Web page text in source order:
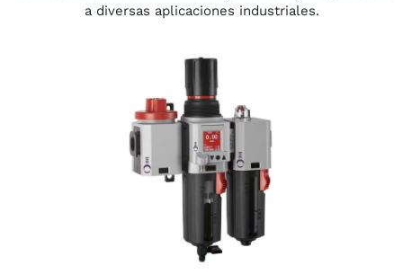
a diversas aplicaciones industriales.